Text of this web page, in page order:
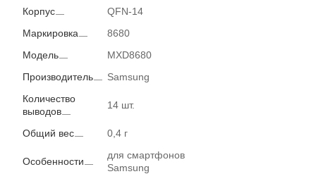
Корпус
QFN-14
Маркировка
8680
Модель
MXD8680
Производитель
Samsung
Количество
выводов
14 шт.
Общий вес 0,4 г
Особенности
для смартфонов
Samsung